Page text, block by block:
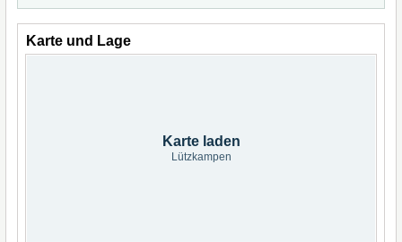
Karte und Lage
Karte laden
Lützkampen